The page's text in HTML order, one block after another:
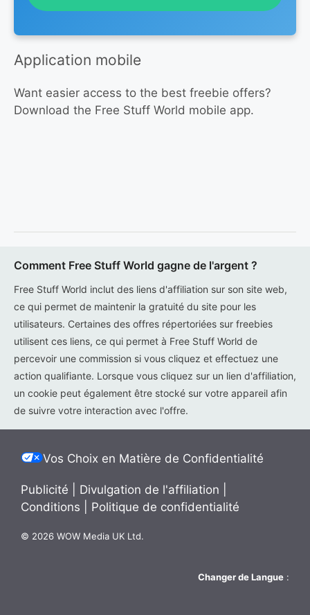
Application mobile
Want easier access to the best freebie offers?
Download the Free Stuff World mobile app.
Comment Free Stuff World gagne de l'argent ?
Free Stuff World inclut des liens d'affiliation sur son site web,
ce qui permet de maintenir la gratuité du site pour les
utilisateurs. Certaines des offres répertoriées sur freebies
utilisent ces liens, ce qui permet à Free Stuff World de
percevoir une commission si vous cliquez et effectuez une
action qualifiante. Lorsque vous cliquez sur un lien d'affiliation,
un cookie peut également être stocké sur votre appareil afin
de suivre votre interaction avec l'offre.
Vos Choix en Matière de Confidentialité
Publicité Divulgation de l'affiliation
Conditions
Politique de confidentialité
© 2026 WOW Media UK Ltd.
Changer de Langue :